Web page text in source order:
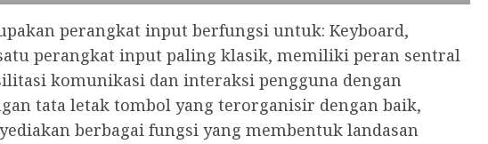
perangkat input berfungsi untuk: Keyboard,
perangkat input paling klasik, memiliki peran sentral
komunikasi dan interaksi pengguna dengan
tata letak tombol yang terorganisir dengan baik,
berbagai fungsi yang membentuk landasan